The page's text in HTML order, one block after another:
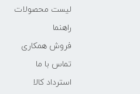
لیست محصولات
راهنما
فروش همکاری
تماس با ما
استرداد کالا